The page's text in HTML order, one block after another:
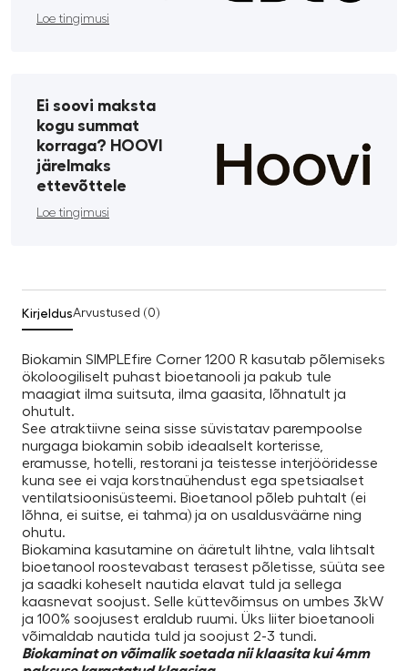
Loe tingimusi
Ei soovi maksta
kogu summat
korraga? HOOVI
järelmaks
ettevõttele
Loe tingimusi
KirjeldusArvustused (0)
Biokamin SIMPLEfire Corner 1200 R kasutab põlemiseks
ökoloogiliselt puhast bioetanooli ja pakub tule
maagiat ilma suitsuta, ilma gaasita, lõhnatult ja
ohutult.
See atraktiivne seina sisse süvistatav parempoolse
nurgaga biokamin sobib ideaalselt korterisse,
eramusse, hotelli, restorani ja teistesse interjööridesse
kuna see ei vaja korstnaühendust ega spetsiaalset
ventilatsioonisüsteemi. Bioetanool põleb puhtalt (ei
lõhna, ei suitse, ei tahma) ja on usaldusväärne ning
ohutu.
Biokamina kasutamine on ääretult lihtne, vala lihtsalt
bioetanool roostevabast terasest põletisse, süüta see
ja saadki koheselt nautida elavat tuld ja sellega
kaasnevat soojust. Selle küttevõimsus on umbes 3kW
ja 100% soojusest eraldub ruumi. Üks liiter bioetanooli
võimaldab nautida tuld ja soojust 2-3 tundi.
Biokaminat on võimalik soetada nii klaasita kui 4mm